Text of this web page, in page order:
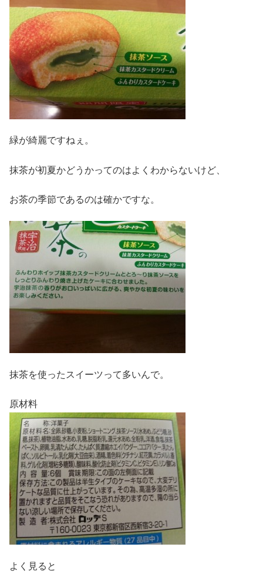
緑が綺麗ですねぇ。
抹茶が初夏かどうかってのはよくわからないけど、
お茶の季節であるのは確かですな。
抹茶を使ったスイーツって多いんで。
原材料
よく見ると